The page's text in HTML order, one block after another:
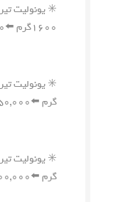
۱۶۰۰گرم ⬅️۱,۱۰۰,۰۰۰ ریال
گرم ⬅️۱,۱۵۰,۰۰۰ ریال
گرم ⬅️۱,۲۰۰,۰۰۰ ریال